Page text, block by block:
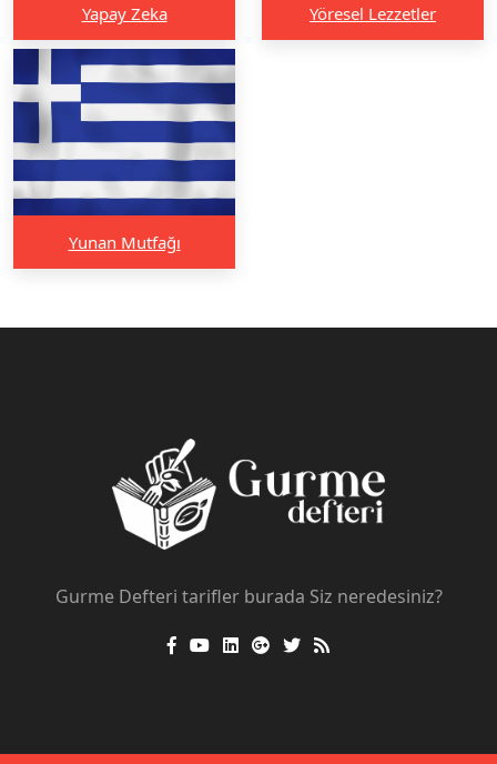
Yapay Zeka Yöresel Lezzetler
Yunan Mutfağı
Gurme Defteri tarifler burada Siz neredesiniz?